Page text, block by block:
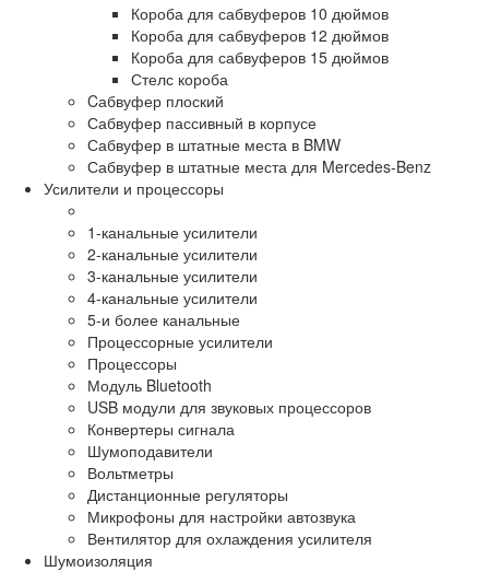
Короба для сабвуферов 10 дюймов
Короба для сабвуферов 12 дюймов
Короба для сабвуферов 15 дюймов
Стелс короба
Cабвуфер плоский
Сабвуфер пассивный в корпусе
Сабвуфер в штатные места в BMW
Сабвуфер в штатные места для Mercedes-Benz
Усилители и процессоры
1-канальные усилители
2-канальные усилители
3-канальные усилители
4-канальные усилители
5-и более канальные
Процессорные усилители
Процессоры
Модуль Bluetooth
USB модули для звуковых процессоров
Конвертеры сигнала
Шумоподавители
Вольтметры
Дистанционные регуляторы
Микрофоны для настройки автозвука
Вентилятор для охлаждения усилителя
Шумоизоляция